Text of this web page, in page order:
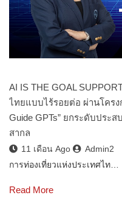
AI IS THE GOAL
ไทยแบบไร้รอยต่อ ผ่านโครง
Guide GPTs” ยกระดับประ
สากล
11 เดือน Ago
Admin2
การท่องเที่ยวแห่งประเทศไท…
Read More